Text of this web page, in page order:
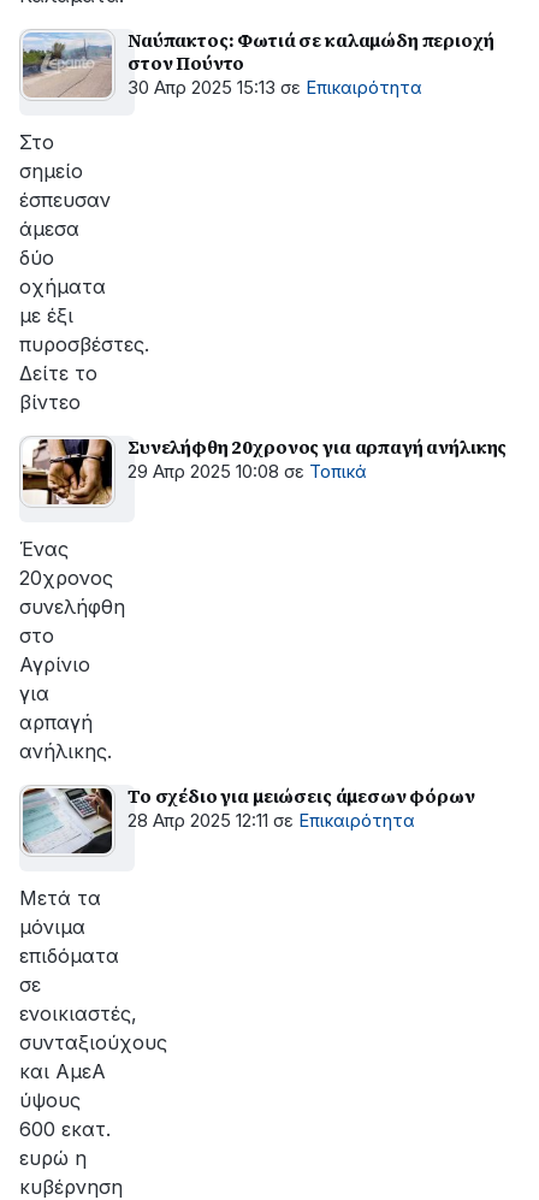
Ναύπακτος: Φωτιά σε καλαμώδη περιοχή
στον Πούντο
30 Απρ 2025 15:13 σε Επικαιρότητα
Στο
σημείο
έσπευσαν
άμεσα
δύο
οχήματα
με έξι
πυροσβέστες.
Δείτε το
βίντεο
Συνελήφθη 20χρονος για αρπαγή ανήλικης
29 Απρ 2025 10:08 σε Τοπικά
Ένας
20χρονος
συνελήφθη
στο
Αγρίνιο
για
αρπαγή
ανήλικης.
Το σχέδιο για μειώσεις άμεσων φόρων
28 Απρ 2025 12:11 σε Επικαιρότητα
Μετά τα
μόνιμα
επιδόματα
σε
ενοικιαστές,
συνταξιούχους
και ΑμεΑ
ύψους
600 εκατ.
ευρώ η
κυβέρνηση